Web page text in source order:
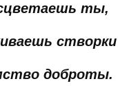
ты,
створки
доброты.